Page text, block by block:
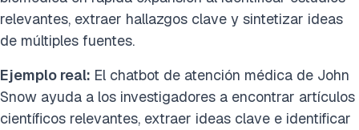
relevantes, extraer hallazgos clave y sintetizar ideas
de múltiples fuentes.
Ejemplo real: El chatbot de atención médica de John
Snow ayuda a los investigadores a encontrar artículos
científicos relevantes, extraer ideas clave e identificar